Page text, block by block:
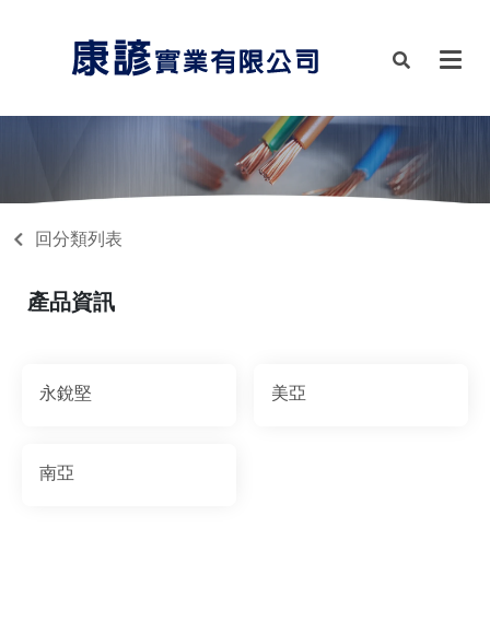
回分類列表
永銳堅 美亞
南亞
產品資訊